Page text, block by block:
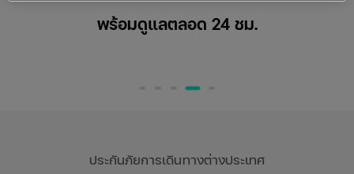
พร้อมดูแลตลอด 24 ชม.
ประกันภัยการเดินทางต่างประเทศ